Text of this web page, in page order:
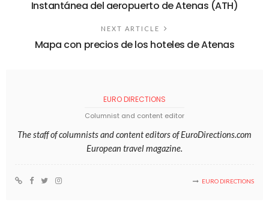
Instantánea del aeropuerto de Atenas (ATH)
NEXT ARTICLE
Mapa con precios de los hoteles de Atenas
EURO DIRECTIONS
Columnist and content editor
The staff of columnists and content editors of EuroDirections.com
European travel magazine.
EURO DIRECTIONS